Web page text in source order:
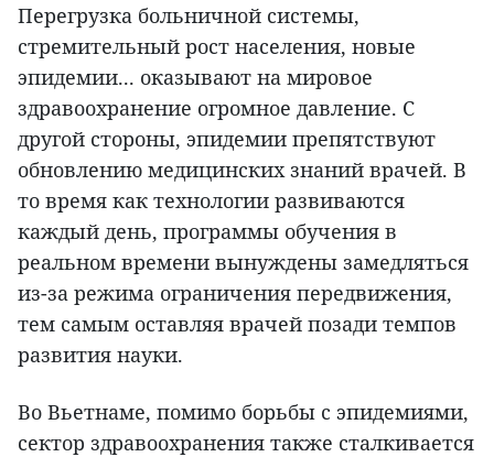
Перегрузка больничной системы,
стремительный рост населения, новые
эпидемии... оказывают на мировое
здравоохранение огромное давление. С
другой стороны, эпидемии препятствуют
обновлению медицинских знаний врачей. В
то время как технологии развиваются
каждый день, программы обучения в
реальном времени вынуждены замедляться
из-за режима ограничения передвижения,
тем самым оставляя врачей позади темпов
развития науки.
Во Вьетнаме, помимо борьбы с эпидемиями,
сектор здравоохранения также сталкивается